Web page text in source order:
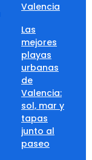
Valencia
Las
mejores
playas
urbanas
de
Valencia:
sol, mar y
tapas
junto al
paseo